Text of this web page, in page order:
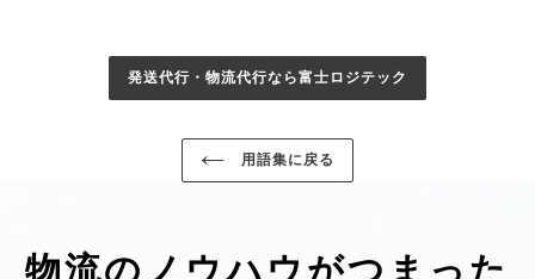
発送代行・物流代行なら富士ロジテック
用語集に戻る
物流のノウハウがつまった